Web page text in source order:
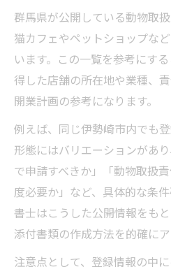
群馬県が公開している動物取
猫カフェやペットショップな
います。この一覧を参考にす
得した店舗の所在地や業種、
開業計画の参考になります。
例えば、同じ伊勢崎市内でも
形態にはバリエーションがあ
で申請すべきか」「動物取扱
度必要か」など、具体的な条
書士はこうした公開情報をも
添付書類の作成方法を的確にア
注意点として、登録情報の中